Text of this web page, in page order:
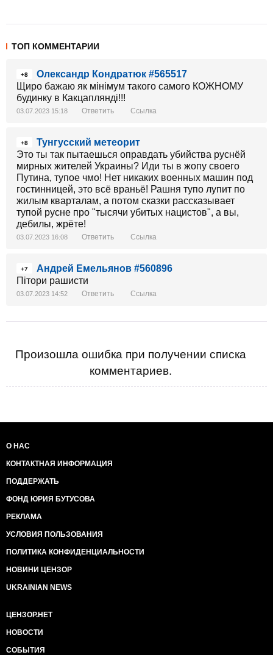
ТОП КОММЕНТАРИИ
+8
Олександр Кондратюк #565517
Щиро бажаю як мінімум такого самого КОЖНОМУ
будинку в Какцаплянді!!!
03.07.2023 15:18 Ответить Ссылка
+8
Тунгусский метеорит
Это ты так пытаешься оправдать убийства руснёй
мирных жителей Украины? Иди ты в жопу своего
Путина, тупое чмо! Нет никаких военных машин под
гостинницей, это всё враньё! Рашня тупо лупит по
жилым кварталам, а потом сказки рассказывает
тупой русне про "тысячи убитых нацистов", а вы,
дебилы, жрёте!
03.07.2023 16:08 Ответить Ссылка
+7
Андрей Емельянов #560896
Пітори рашисти
03.07.2023 14:52 Ответить Ссылка
Произошла ошибка при получении списка
комментариев.
О НАС
КОНТАКТНАЯ ИНФОРМАЦИЯ
ПОДДЕРЖАТЬ
ФОНД ЮРИЯ БУТУСОВА
РЕКЛАМА
УСЛОВИЯ ПОЛЬЗОВАНИЯ
ПОЛИТИКА КОНФИДЕНЦИАЛЬНОСТИ
НОВИНИ ЦЕНЗОР
UKRAINIAN NEWS
ЦЕНЗОР.НЕТ
НОВОСТИ
СОБЫТИЯ